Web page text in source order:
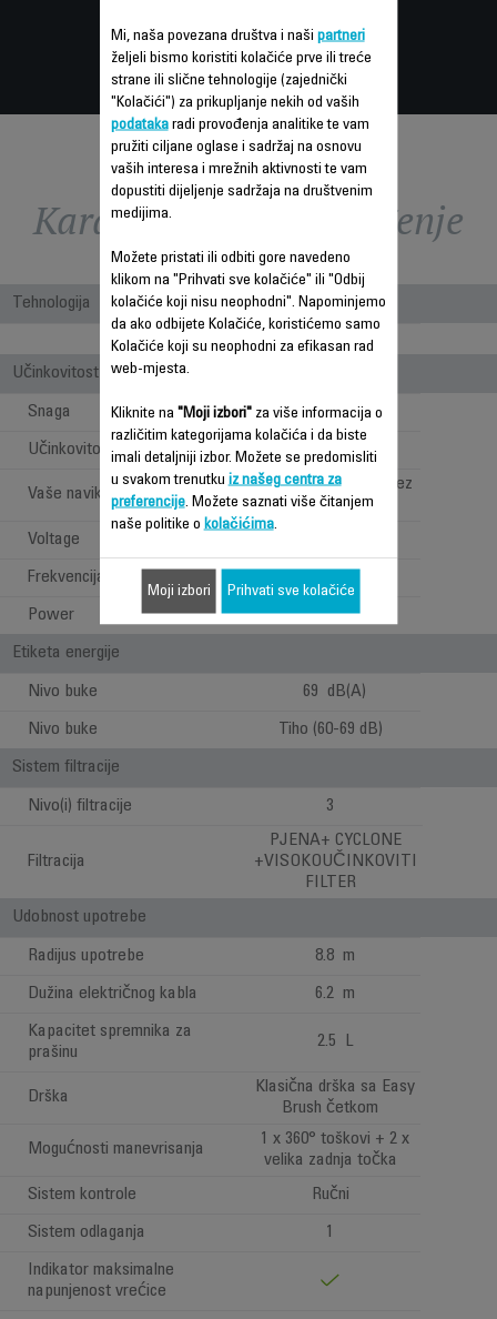
Karakteristike - Poređenje
Tehnologija
Bagless
Učinkovitost
Snaga 550 W
Učinkovitost usisavanja ****
Vaše navike
Dubinsko čišćenje bez
ograničenja
Voltage
Frekvencija
Power 550 W
Etiketa energije
Nivo buke 69 dB(A)
Nivo buke Tiho (60-69 dB)
Sistem filtracije
Nivo(i) filtracije 3
Filtracija
PJENA+ CYCLONE
+VISOKOUČINKOVITI
FILTER
Udobnost upotrebe
Radijus upotrebe 8.8 m
Dužina električnog kabla 6.2 m
Kapacitet spremnika za
prašinu
2.5 L
Drška
Klasična drška sa Easy
Brush četkom
Mogućnosti manevrisanja
1 x 360° toškovi + 2 x
velika zadnja točka
Sistem kontrole
Ručni
Sistem odlaganja 1
Indikator maksimalne
napunjenost vrećice
Mi, naša povezana društva i naši partneri
željeli bismo koristiti kolačiće prve ili treće
strane ili slične tehnologije (zajednički
"Kolačići") za prikupljanje nekih od vaših
podatakaradi provođenja analitike te vam
pružiti ciljane oglase i sadržaj na osnovu
vaših interesa i mrežnih aktivnosti te vam
dopustiti dijeljenje sadržaja na društvenim
medijima.
Možete pristati ili odbiti gore navedeno
klikom na "Prihvati sve kolačiće" ili "Odbij
kolačiće koji nisu neophodni". Napominjemo
da ako odbijete Kolačiće, koristićemo samo
Kolačiće koji su neophodni za efikasan rad
web-mjesta.
Kliknite na "Moji izbori"za više informacija o
različitim kategorijama kolačića i da biste
imali detaljniji izbor. Možete se predomisliti
u svakom trenutku iz našeg centra za
preferencije. Možete saznati više čitanjem
naše politike o kolačićima.
Moji izbori Prihvati sve kolačiće